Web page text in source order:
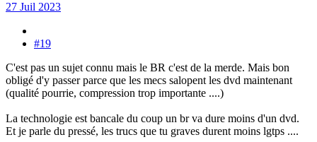
27 Juil 2023
#19
C'est pas un sujet connu mais le BR c'est de la merde. Mais bon
obligé d'y passer parce que les mecs salopent les dvd maintenant
(qualité pourrie, compression trop importante ....)
La technologie est bancale du coup un br va dure moins d'un dvd.
Et je parle du pressé, les trucs que tu graves durent moins lgtps ....